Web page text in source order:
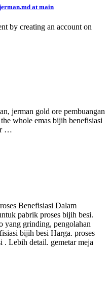
at main
by creating an account on
jerman gold ore pembuangan
whole emas bijih benefisiasi
…
Benefisiasi Dalam
pabrik proses bijih besi.
yang grinding, pengolahan
bijih besi Harga. proses
. Lebih detail. gemetar meja